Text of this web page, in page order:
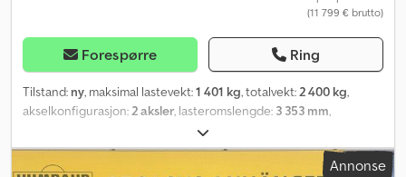
(11 799 € brutto)
Forespørre Ring
Tilstand: ny, maksimal lastevekt:1 401 kg, totalvekt:2 400 kg,
akselkonfigurasjon:2 aksler, lasteromslengde: 3 353 mm,
, lasteromshøyde:
bredde:2 220 mm, total høyde:2 745 mm, Byggeår:2026, Utstyr:
bakløfter, Annonse